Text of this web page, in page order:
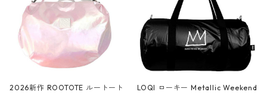
2026新作 ROOTOTE ルートート
LOQI ローキー Metallic Weekend